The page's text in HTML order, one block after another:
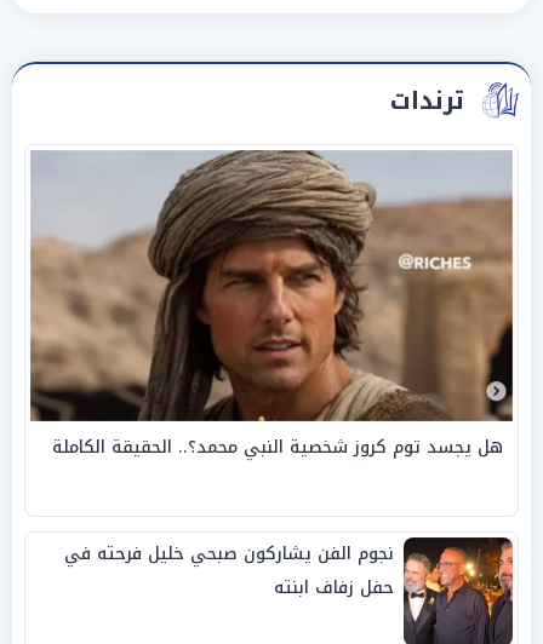
ترندات
هل يجسد توم كروز شخصية النبي محمد؟.. الحقيقة الكاملة
نجوم الفن يشاركون صبحي خليل فرحته في
حفل زفاف ابنته